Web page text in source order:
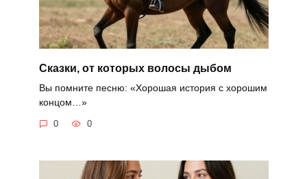
Сказки, от которых волосы дыбом
Вы помните песню: «Хорошая история с хорошим
концом…»
0 0